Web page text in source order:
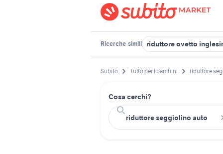
Ricerche simili riduttore ovetto
Subito Tutto per i bambini riduttore
Cosa cerchi?